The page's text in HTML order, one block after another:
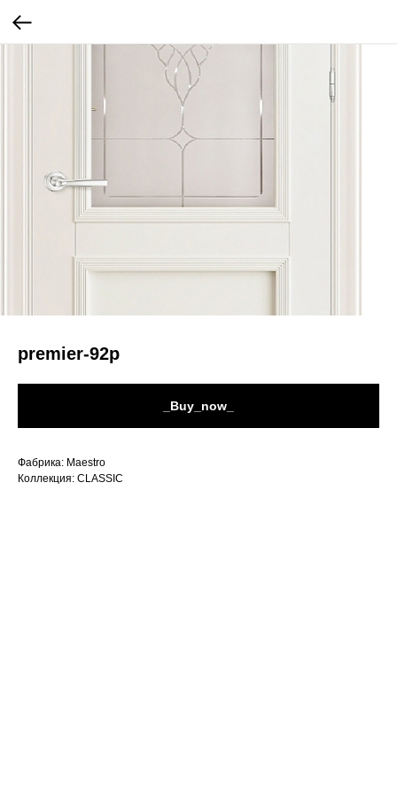
premier-92p
_Buy_now_
Фабрика: Maestro
Коллекция: CLASSIC